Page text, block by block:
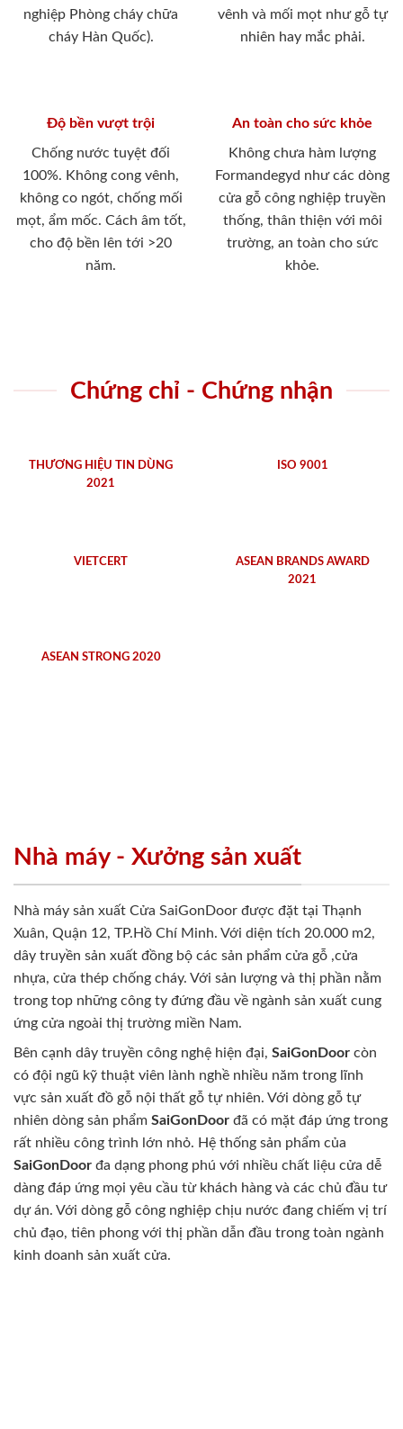
nghiệp Phòng cháy chữa
cháy Hàn Quốc).
vênh và mối mọt như gỗ tự
nhiên hay mắc phải.
Độ bền vượt trội
Chống nước tuyệt đối
100%. Không cong vênh,
không co ngót, chống mối
mọt, ẩm mốc. Cách âm tốt,
cho độ bền lên tới >20
năm.
An toàn cho sức khỏe
Không chưa hàm lượng
Formandegyd như các dòng
cửa gỗ công nghiệp truyền
thống, thân thiện với môi
trường, an toàn cho sức
khỏe.
Chứng chỉ - Chứng nhận
THƯƠNG HIỆU TIN DÙNG
2021
ISO 9001
VIETCERT
ASEAN BRANDS AWARD
2021
ASEAN STRONG 2020
Nhà máy - Xưởng sản xuất
Nhà máy sản xuất Cửa SaiGonDoor được đặt tại Thạnh
Xuân, Quận 12, TP.Hồ Chí Minh. Với diện tích 20.000 m2,
dây truyền sản xuất đồng bộ các sản phẩm cửa gỗ ,cửa
nhựa, cửa thép chống cháy. Với sản lượng và thị phần nằm
trong top những công ty đứng đầu về ngành sản xuất cung
ứng cửa ngoài thị trường miền Nam.
Bên cạnh dây truyền công nghệ hiện đại, SaiGonDoor còn
có đội ngũ kỹ thuật viên lành nghề nhiều năm trong lĩnh
vực sản xuất đồ gỗ nội thất gỗ tự nhiên. Với dòng gỗ tự
nhiên dòng sản phẩm SaiGonDoor đã có mặt đáp ứng trong
rất nhiều công trình lớn nhỏ. Hệ thống sản phẩm của
SaiGonDoor đa dạng phong phú với nhiều chất liệu cửa dễ
dàng đáp ứng mọi yêu cầu từ khách hàng và các chủ đầu tư
dự án. Với dòng gỗ công nghiệp chịu nước đang chiếm vị trí
chủ đạo, tiên phong với thị phần dẫn đầu trong toàn ngành
kinh doanh sản xuất cửa.